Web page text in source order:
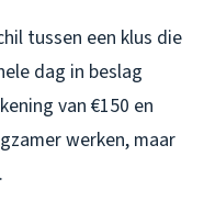
tussen een klus die
dag in beslag
van €150 en
werken, maar